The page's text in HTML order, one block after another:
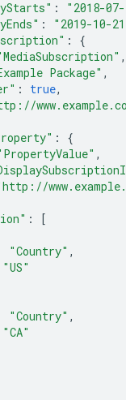
: "2018-
: "2019-10-
:
{
,
Package" ,
: true,
:
{
,
:
[
"Country" ,
"US"
"Country" ,
"CA"